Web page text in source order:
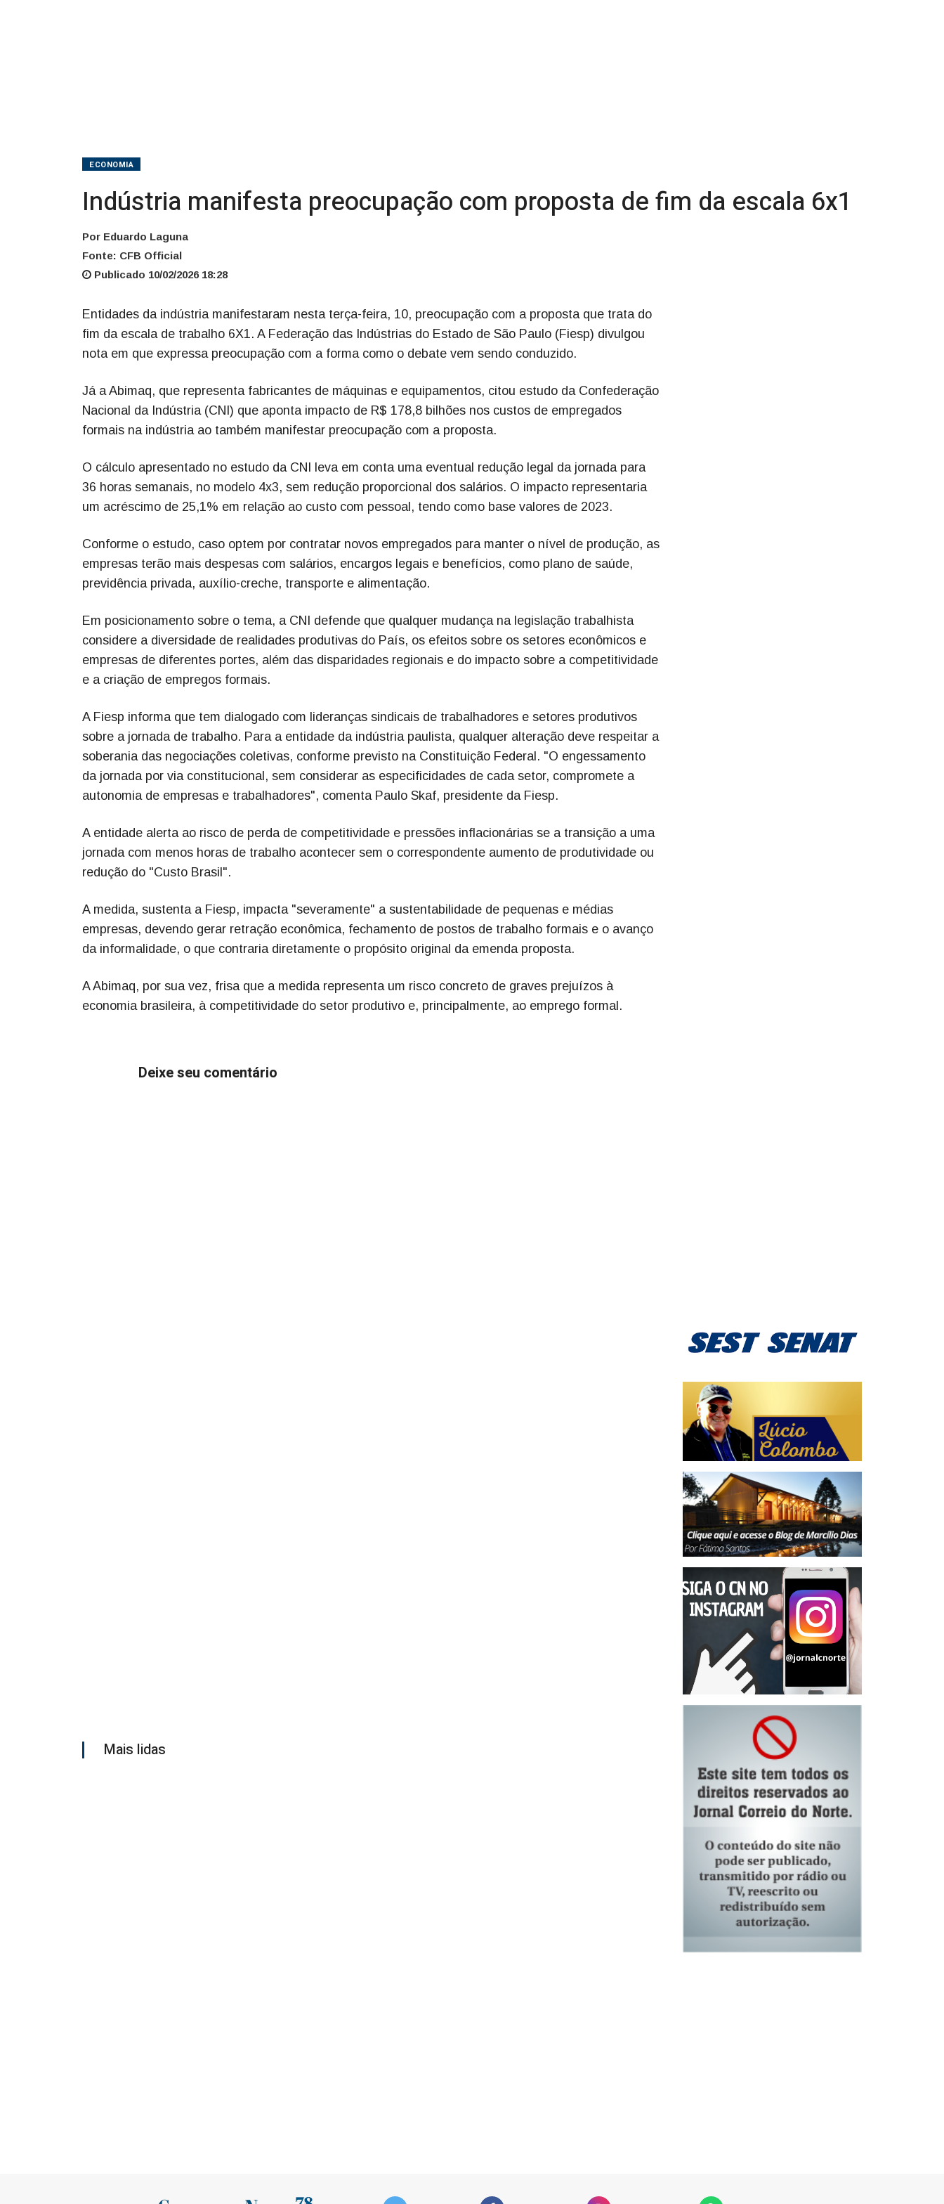
ECONOMIA
Indústria manifesta preocupação com proposta de fim da escala 6x1
Por Eduardo Laguna
Fonte: CFB Official
Publicado 10/02/2026 18:28
Entidades da indústria manifestaram nesta terça-feira, 10, preocupação com a proposta que trata do
fim da escala de trabalho 6X1. A Federação das Indústrias do Estado de São Paulo (Fiesp) divulgou
nota em que expressa preocupação com a forma como o debate vem sendo conduzido.
Já a Abimaq, que representa fabricantes de máquinas e equipamentos, citou estudo da Confederação
Nacional da Indústria (CNI) que aponta impacto de R$ 178,8 bilhões nos custos de empregados
formais na indústria ao também manifestar preocupação com a proposta.
O cálculo apresentado no estudo da CNI leva em conta uma eventual redução legal da jornada para
36 horas semanais, no modelo 4x3, sem redução proporcional dos salários. O impacto representaria
um acréscimo de 25,1% em relação ao custo com pessoal, tendo como base valores de 2023.
Conforme o estudo, caso optem por contratar novos empregados para manter o nível de produção, as
empresas terão mais despesas com salários, encargos legais e benefícios, como plano de saúde,
previdência privada, auxílio-creche, transporte e alimentação.
Em posicionamento sobre o tema, a CNI defende que qualquer mudança na legislação trabalhista
considere a diversidade de realidades produtivas do País, os efeitos sobre os setores econômicos e
empresas de diferentes portes, além das disparidades regionais e do impacto sobre a competitividade
e a criação de empregos formais.
A Fiesp informa que tem dialogado com lideranças sindicais de trabalhadores e setores produtivos
sobre a jornada de trabalho. Para a entidade da indústria paulista, qualquer alteração deve respeitar a
soberania das negociações coletivas, conforme previsto na Constituição Federal. "O engessamento
da jornada por via constitucional, sem considerar as especificidades de cada setor, compromete a
autonomia de empresas e trabalhadores", comenta Paulo Skaf, presidente da Fiesp.
A entidade alerta ao risco de perda de competitividade e pressões inflacionárias se a transição a uma
jornada com menos horas de trabalho acontecer sem o correspondente aumento de produtividade ou
redução do "Custo Brasil".
A medida, sustenta a Fiesp, impacta "severamente" a sustentabilidade de pequenas e médias
empresas, devendo gerar retração econômica, fechamento de postos de trabalho formais e o avanço
da informalidade, o que contraria diretamente o propósito original da emenda proposta.
A Abimaq, por sua vez, frisa que a medida representa um risco concreto de graves prejuízos à
economia brasileira, à competitividade do setor produtivo e, principalmente, ao emprego formal.
Deixe seu comentário
Mais lidas